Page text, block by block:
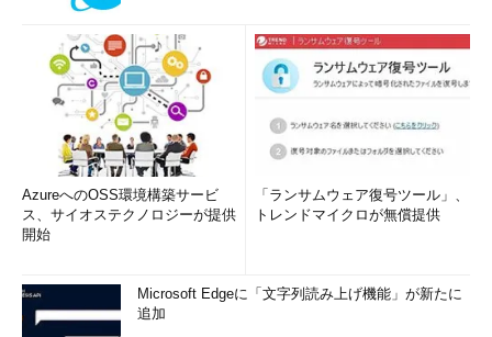
AzureへのOSS環境構築サービ
ス、サイオステクノロジーが提供
開始
「ランサムウェア復号ツール」、
トレンドマイクロが無償提供
Microsoft Edgeに「文字列読み上げ機能」が新たに
追加